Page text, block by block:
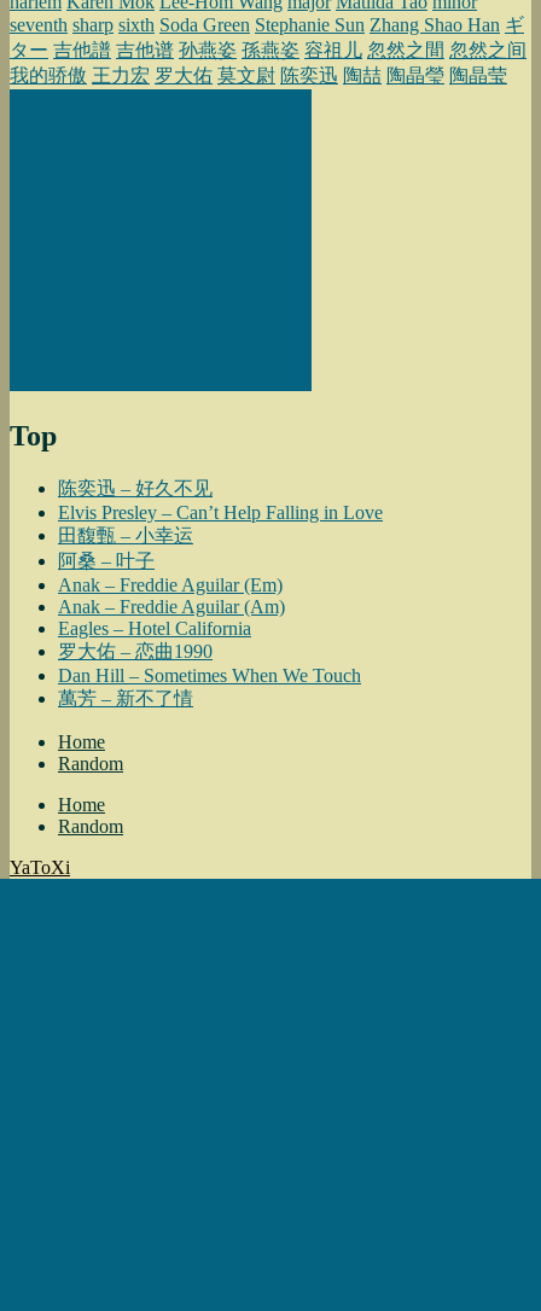
seventh sharp sixth Soda Green Stephanie Sun Zhang Shao Han ギ
ター 吉他譜 吉他谱 孙燕姿 孫燕姿 容祖儿 忽然之間 忽然之间
我的骄傲 王力宏 罗大佑 莫文尉 陈奕迅 陶喆 陶晶瑩 陶晶莹
Top
陈奕迅 – 好久不见
Elvis Presley – Can’t Help Falling in Love
田馥甄 – 小幸运
阿桑 – 叶子
Anak – Freddie Aguilar (Em)
Anak – Freddie Aguilar (Am)
Eagles – Hotel California
罗大佑 – 恋曲1990
Dan Hill – Sometimes When We Touch
萬芳 – 新不了情
Home
Random
Home
Random
YaToXi